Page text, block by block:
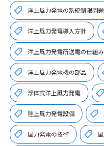
洋上風力発電の系統制限問題
洋上風力発電導入方針
洋上風力発電所送電の仕組み
洋上風力発電機の部品
浮体式洋上風力発電
陸上風力発電設備
風力発電の技術